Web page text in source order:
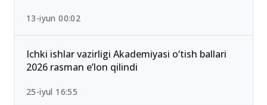
13-iyun 00:02
Ichki ishlar vazirligi Akademiyasi o‘tish ballari
2026 rasman e’lon qilindi
25-iyul 16:55